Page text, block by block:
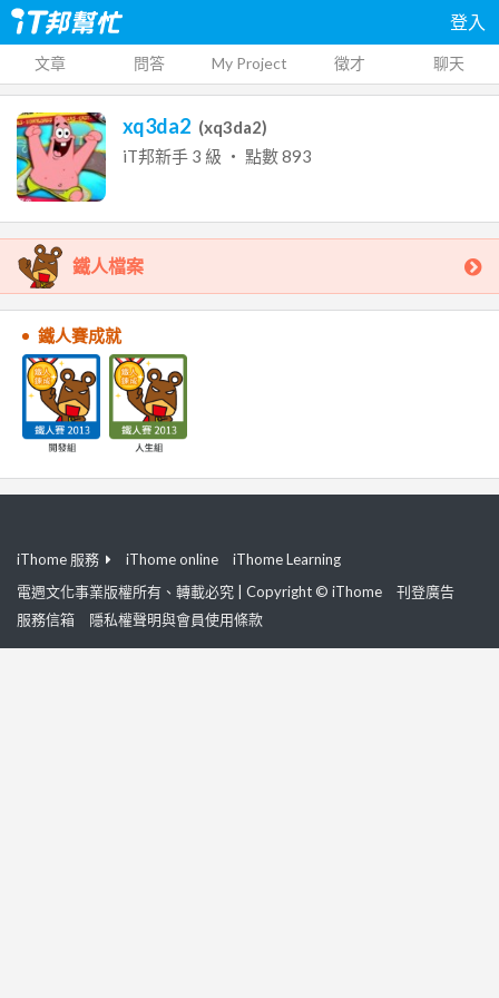
登入
文章 問答 My Project 徵才 聊天
xq3da2 (xq3da2)
iT邦新手 3 級 ‧ 點數893
鐵人檔案
鐵人賽成就
iThome 服務 iThome online
iThome Learning
電週文化事業版權所有、轉載必究 | Copyright © iThome
刊登廣告
服務信箱
隱私權聲明與會員使用條款